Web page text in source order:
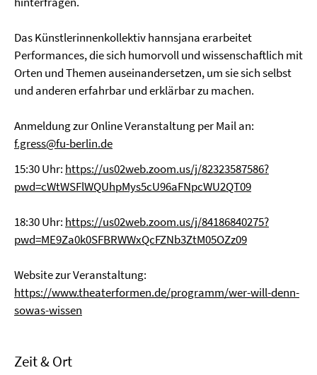
Das Künstlerinnenkollektiv hannsjana erarbeitet
Performances, die sich humorvoll und wissenschaftlich mit
Orten und Themen auseinandersetzen, um sie sich selbst
und anderen erfahrbar und erklärbar zu machen.
Anmeldung zur Online Veranstaltung per Mail an:
f.gress@fu-berlin.de
15:30 Uhr: https://us02web.zoom.us/j/82323587586?
pwd=cWtWSFlWQUhpMys5cU96aFNpcWU2QT09
18:30 Uhr: https://us02web.zoom.us/j/84186840275?
pwd=ME9Za0k0SFBRWWxQcFZNb3ZtM05OZz09
Website zur Veranstaltung:
https://www.theaterformen.de/programm/wer-will-denn-
sowas-wissen
Zeit & Ort